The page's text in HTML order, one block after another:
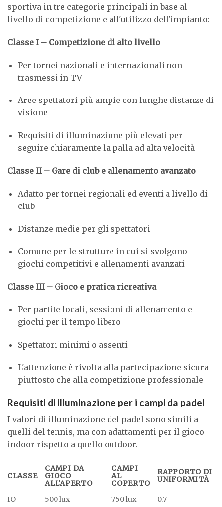
sportiva in tre categorie principali in base al
livello di competizione e all'utilizzo dell'impianto:
Classe I – Competizione di alto livello
Per tornei nazionali e internazionali non
trasmessi in TV
Aree spettatori più ampie con lunghe distanze di
visione
Requisiti di illuminazione più elevati per
seguire chiaramente la palla ad alta velocità
Classe II – Gare di club e allenamento avanzato
Adatto per tornei regionali ed eventi a livello di
club
Distanze medie per gli spettatori
Comune per le strutture in cui si svolgono
giochi competitivi e allenamenti avanzati
Classe III – Gioco e pratica ricreativa
Per partite locali, sessioni di allenamento e
giochi per il tempo libero
Spettatori minimi o assenti
L'attenzione è rivolta alla partecipazione sicura
piuttosto che alla competizione professionale
Requisiti di illuminazione per i campi da padel
I valori di illuminazione del padel sono simili a
quelli del tennis, ma con adattamenti per il gioco
indoor rispetto a quello outdoor.
CLASSE
CAMPI DA
GIOCO
ALL'APERTO
CAMPI
AL
COPERTO
RAPPORTO DI
UNIFORMITÀ
IO 500 lux 750 lux 0.7